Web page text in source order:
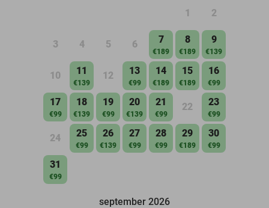
1 2
3 4 5 6 7
€189
8
€189
9
€139
10 11
€139
12 13
€99
14
€189
15
€189
16
€99
17
€99
18
€139
19
€99
20
€139
21
€99
22 23
€99
24 25
€99
26
€139
27
€99
28
€99
29
€189
30
€99
31
€99
september 2026